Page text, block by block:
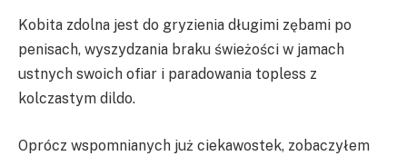
Kobita zdolna jest do gryzienia długimi zębami po
penisach, wyszydzania braku świeżości w jamach
ustnych swoich ofiar i paradowania topless z
kolczastym dildo.
Oprócz wspomnianych już ciekawostek, zobaczyłem